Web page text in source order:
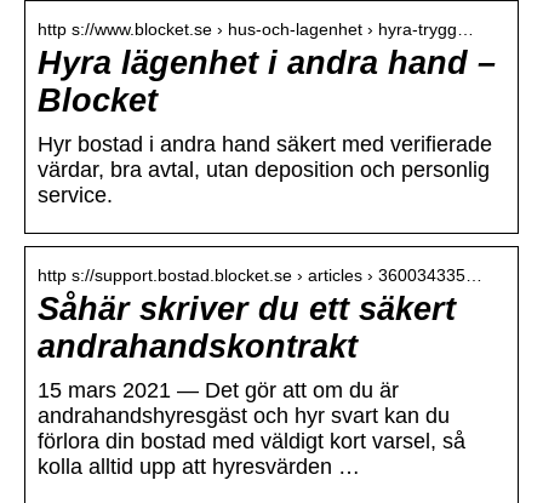
http s://www.blocket.se › hus-och-lagenhet › hyra-trygg…
Hyra lägenhet i andra hand –
Blocket
Hyr bostad i andra hand säkert med verifierade
värdar, bra avtal, utan deposition och personlig
service.
http s://support.bostad.blocket.se › articles › 360034335…
Såhär skriver du ett säkert
andrahandskontrakt
15 mars 2021 — Det gör att om du är
andrahandshyresgäst och hyr svart kan du
förlora din bostad med väldigt kort varsel, så
kolla alltid upp att hyresvärden …